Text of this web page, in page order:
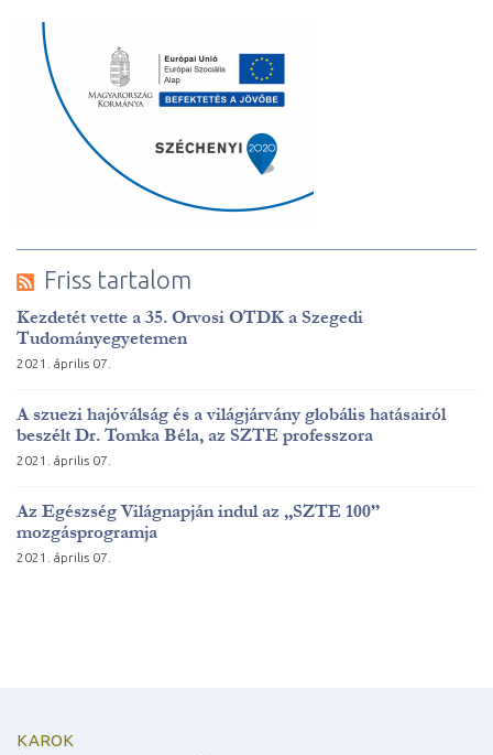
Friss tartalom
Kezdetét vette a 35. Orvosi OTDK a Szegedi
Tudományegyetemen
2021. április 07.
A szuezi hajóválság és a világjárvány globális hatásairól
beszélt Dr. Tomka Béla, az SZTE professzora
2021. április 07.
Az Egészség Világnapján indul az „SZTE 100”
mozgásprogramja
2021. április 07.
KAROK